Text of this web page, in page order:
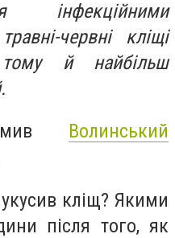
інфекційними
червні кліщі
тому й найбільш
Волинський
кліщ? Якими
після того, як